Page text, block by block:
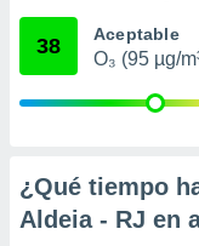
mediante
publicidad
38 Aceptable
O₃ (95 µg/
¿Qué tiempo
Aldeia - RJ en